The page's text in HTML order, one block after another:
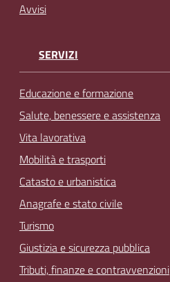
Avvisi
SERVIZI
Educazione e formazione
Salute, benessere e assistenza
Vita lavorativa
Mobilità e trasporti
Catasto e urbanistica
Anagrafe e stato civile
Turismo
Giustizia e sicurezza pubblica
Tributi, finanze e contravvenzioni